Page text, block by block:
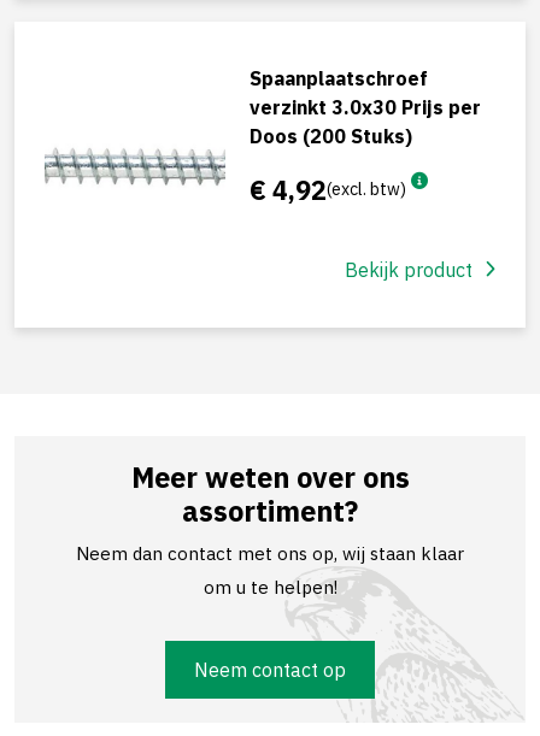
Spaanplaatschroef
verzinkt 3.0x30 Prijs per
Doos (200 Stuks)
€ 4,92(excl. btw)
Bekijk product
Meer weten over ons
assortiment?
Neem dan contact met ons op, wij staan klaar
om u te helpen!
Neem contact op